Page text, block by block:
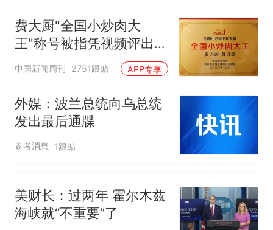
空调24小时开着反而更省电？
电力部门回应
“不建议大家买深色蛋糕”上热
搜，网友：天塌了！
因老师一句“跟我回家”改写了
人生
费大厨"全国小炒肉大
王"称号被指凭视频评出
官方回应
中国新闻周刊 2751跟贴 APP专享
外媒：波兰总统向乌总统
发出最后通牒
参考消息 1跟贴
美财长：过两年 霍尔木兹
海峡就“不重要”了